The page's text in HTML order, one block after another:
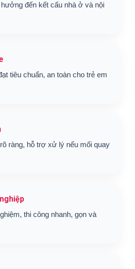
đến kết cấu nhà ở và nội
tiêu chuẩn, an toàn cho trẻ em
ràng, hỗ trợ xử lý nếu mối quay
thi công nhanh, gọn và